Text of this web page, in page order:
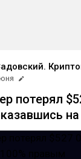
потерял